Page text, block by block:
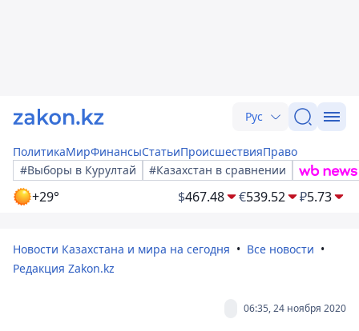
Рус
ПолитикаМирФинансыСтатьиПроисшествияПраво
#Выборы в Курултай
#Казахстан в сравнении
+29° $467.48 €539.52 ₽5.73
Новости Казахстана и мира на сегодня
Все новости
Редакция Zakon.kz
06:35, 24 ноября 2020